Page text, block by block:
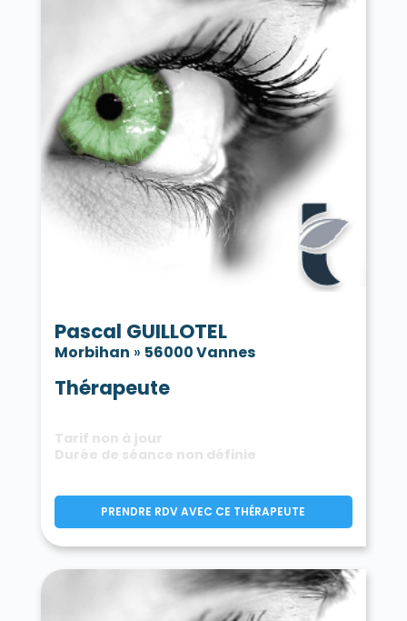
La Trinité-Porhoët 56490
La Trinité-sur-Mer 56470
La Trinité-Surzur 56190
Val d'Oust 56460
Val d'Oust 56800
Vannes 56000
La Vraie-Croix 56250
Pascal GUILLOTEL
Morbihan » 56000 Vannes
Thérapeute
Tarif non à jour
Durée de séance non définie
PRENDRE RDV AVEC CE THÉRAPEUTE